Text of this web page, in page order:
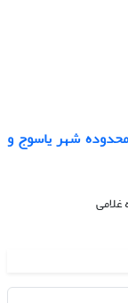
شهر یاسوج و
غلامی